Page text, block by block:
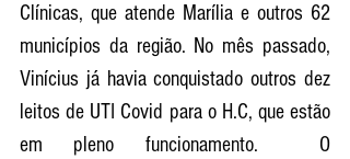
Clínicas, que atende Marília e outros 62
municípios da região. No mês passado,
Vinícius já havia conquistado outros dez
leitos de UTI Covid para o H.C, que estão
em pleno funcionamento.  O